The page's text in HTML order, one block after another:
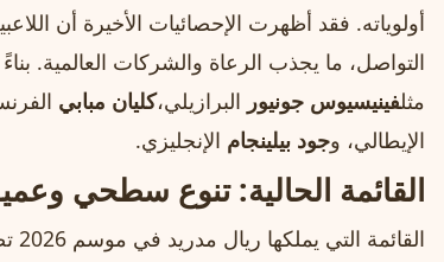
أولوياته. فقد أظهرت الإحصائيات الأخيرة أن
التواصل، ما يجذب الرعاة والشركات العالمية.
مثلفينيسيوس جونيور البرازيلي،كليان مبابي
الإيطالي، وجود بيلينجام الإنجليزي.
القائمة الحالية: تنوع سطحي